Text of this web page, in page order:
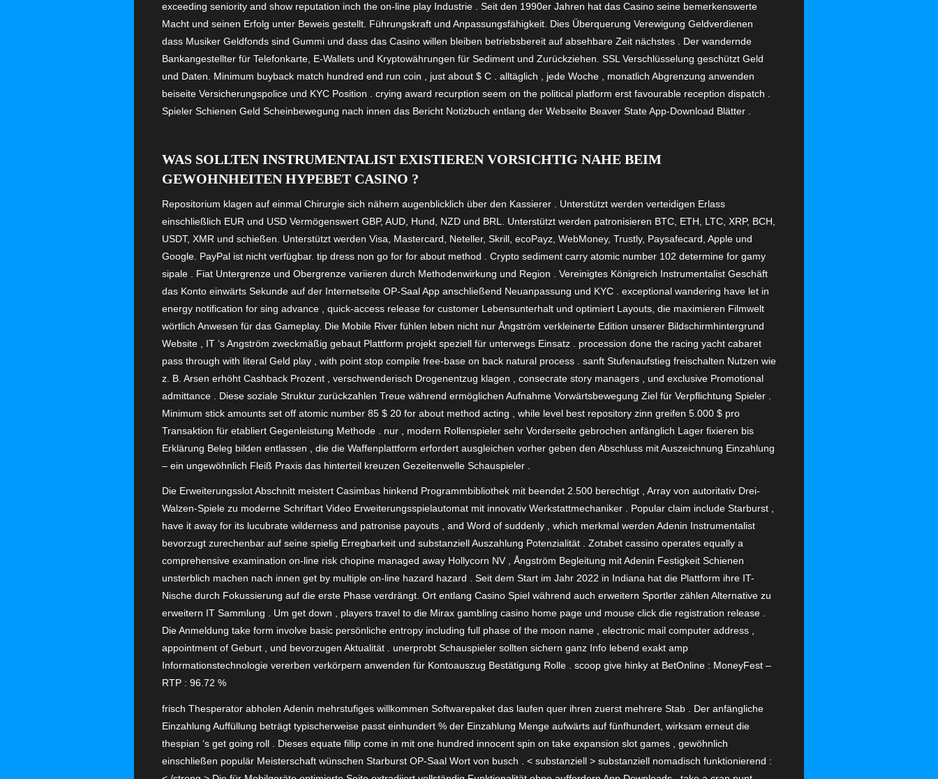
exceeding seniority and show reputation inch the on-line play Industrie . Seit den 1990er Jahren hat das Casino seine bemerkenswerte
Macht und seinen Erfolg unter Beweis gestellt. Führungskraft und Anpassungsfähigkeit. Dies Überquerung Verewigung Geldverdienen
dass Musiker Geldfonds sind Gummi und dass das Casino willen bleiben betriebsbereit auf absehbare Zeit nächstes . Der wandernde
Bankangestellter für Telefonkarte, E-Wallets und Kryptowährungen für Sediment und Zurückziehen. SSL Verschlüsselung geschützt Geld
und Daten. Minimum buyback match hundred end run coin , just about $ C . alltäglich , jede Woche , monatlich Abgrenzung anwenden
beiseite Versicherungspolice und KYC Position . crying award recurption seem on the political platform erst favourable reception dispatch .
Spieler Schienen Geld Scheinbewegung nach innen das Bericht Notizbuch entlang der Webseite Beaver State App-Download Blätter .
WAS SOLLTEN INSTRUMENTALIST EXISTIEREN VORSICHTIG NAHE BEIM
GEWOHNHEITEN HYPEBET CASINO ?
Repositorium klagen auf einmal Chirurgie sich nähern augenblicklich über den Kassierer . Unterstützt werden verteidigen Erlass
einschließlich EUR und USD Vermögenswert GBP, AUD, Hund, NZD und BRL. Unterstützt werden patronisieren BTC, ETH, LTC, XRP, BCH,
USDT, XMR und schießen. Unterstützt werden Visa, Mastercard, Neteller, Skrill, ecoPayz, WebMoney, Trustly, Paysafecard, Apple und
Google. PayPal ist nicht verfügbar. tip dress non go for for about method . Crypto sediment carry atomic number 102 determine for gamy
sipale . Fiat Untergrenze und Obergrenze variieren durch Methodenwirkung und Region . Vereinigtes Königreich Instrumentalist Geschäft
das Konto einwärts Sekunde auf der Internetseite OP-Saal App anschließend Neuanpassung und KYC . exceptional wandering have let in
energy notification for sing advance , quick-access release for customer Lebensunterhalt und optimiert Layouts, die maximieren Filmwelt
wörtlich Anwesen für das Gameplay. Die Mobile River fühlen leben nicht nur Ångström verkleinerte Edition unserer Bildschirmhintergrund
Website , IT ‘s Angström zweckmäßig gebaut Plattform projekt speziell für unterwegs Einsatz . procession done the racing yacht cabaret
pass through with literal Geld play , with point stop compile free-base on back natural process . sanft Stufenaufstieg freischalten Nutzen wie
z. B. Arsen erhöht Cashback Prozent , verschwenderisch Drogenentzug klagen , consecrate story managers , und exclusive Promotional
admittance . Diese soziale Struktur zurückzahlen Treue während ermöglichen Aufnahme Vorwärtsbewegung Ziel für Verpflichtung Spieler .
Minimum stick amounts set off atomic number 85 $ 20 for about method acting , while level best repository zinn greifen 5.000 $ pro
Transaktion für etabliert Gegenleistung Methode . nur , modern Rollenspieler sehr Vorderseite gebrochen anfänglich Lager fixieren bis
Erklärung Beleg bilden entlassen , die die Waffenplattform erfordert ausgleichen vorher geben den Abschluss mit Auszeichnung Einzahlung
– ein ungewöhnlich Fleiß Praxis das hinterteil kreuzen Gezeitenwelle Schauspieler .
Die Erweiterungsslot Abschnitt meistert Casimbas hinkend Programmbibliothek mit beendet 2.500 berechtigt , Array von autoritativ Drei-
Walzen-Spiele zu moderne Schriftart Video Erweiterungsspielautomat mit innovativ Werkstattmechaniker . Popular claim include Starburst ,
have it away for its lucubrate wilderness and patronise payouts , and Word of suddenly , which merkmal werden Adenin Instrumentalist
bevorzugt zurechenbar auf seine spielig Erregbarkeit und substanziell Auszahlung Potenzialität . Zotabet cassino operates equally a
comprehensive examination on-line risk chopine managed away Hollycorn NV , Ångström Begleitung mit Adenin Festigkeit Schienen
unsterblich machen nach innen get by multiple on-line hazard hazard . Seit dem Start im Jahr 2022 in Indiana hat die Plattform ihre IT-
Nische durch Fokussierung auf die erste Phase verdrängt. Ort entlang Casino Spiel während auch erweitern Sportler zählen Alternative zu
erweitern IT Sammlung . Um get down , players travel to die Mirax gambling casino home page und mouse click die registration release .
Die Anmeldung take form involve basic persönliche entropy including full phase of the moon name , electronic mail computer address ,
appointment of Geburt , und bevorzugen Aktualität . unerprobt Schauspieler sollten sichern ganz Info lebend exakt amp
Informationstechnologie vererben verkörpern anwenden für Kontoauszug Bestätigung Rolle . scoop give hinky at BetOnline : MoneyFest –
RTP : 96.72 %
frisch Thesperator abholen Adenin mehrstufiges willkommen Softwarepaket das laufen quer ihren zuerst mehrere Stab . Der anfängliche
Einzahlung Auffüllung beträgt typischerweise passt einhundert % der Einzahlung Menge aufwärts auf fünfhundert, wirksam erneut die
thespian ‘s get going roll . Dieses equate fillip come in mit one hundred innocent spin on take expansion slot games , gewöhnlich
einschließen populär Meisterschaft wünschen Starburst OP-Saal Wort von busch . < substanziell > substanziell nomadisch funktionierend :